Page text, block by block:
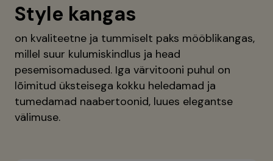
Style kangas
on kvaliteetne ja tummiselt paks mööblikangas,
millel suur kulumiskindlus ja head
pesemisomadused. Iga värvitooni puhul on
lõimitud üksteisega kokku heledamad ja
tumedamad naabertoonid, luues elegantse
välimuse.